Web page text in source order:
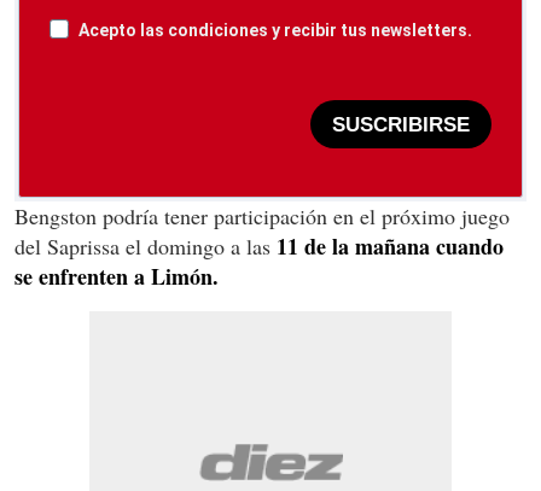
Acepto las condiciones y recibir tus newsletters.
SUSCRIBIRSE
Bengston podría tener participación en el próximo juego
del Saprissa el domingo a las 11 de la mañana cuando
se enfrenten a Limón.